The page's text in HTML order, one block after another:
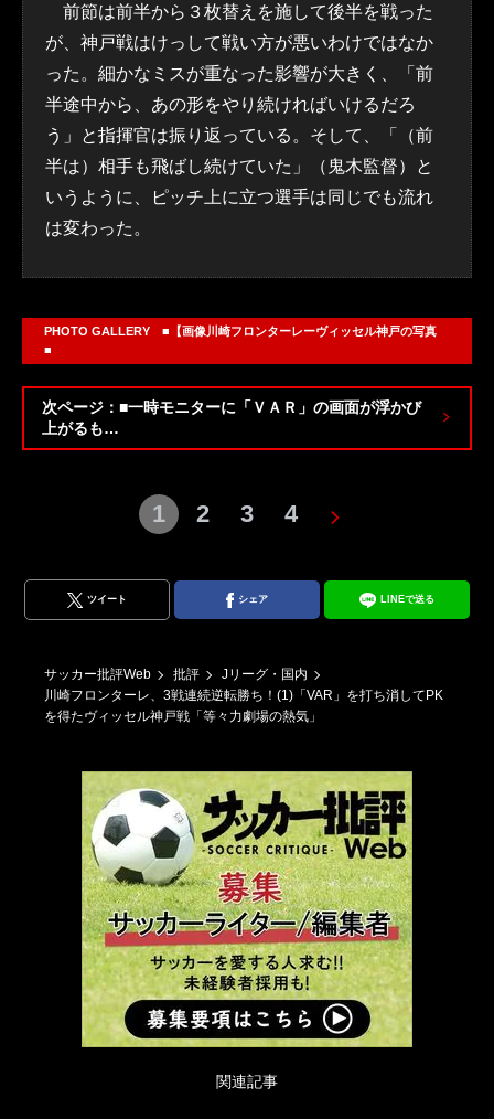
前節は前半から３枚替えを施して後半を戦った
が、神戸戦はけっして戦い方が悪いわけではなか
った。細かなミスが重なった影響が大きく、「前
半途中から、あの形をやり続ければいけるだろ
う」と指揮官は振り返っている。そして、「（前
半は）相手も飛ばし続けていた」（鬼木監督）と
いうように、ピッチ上に立つ選手は同じでも流れ
は変わった。
PHOTO GALLERY ■【画像川崎フロンターレーヴィッセル神戸の写真
■
次ページ：■一時モニターに「ＶＡＲ」の画面が浮かび
上がるも…
1 2 3 4
ツイート シェア LINEで送る
サッカー批評Web 批評
Jリーグ・国内
川崎フロンターレ、3戦連続逆転勝ち！(1)「VAR」を打ち消してPK
を得たヴィッセル神戸戦「等々力劇場の熱気」
関連記事